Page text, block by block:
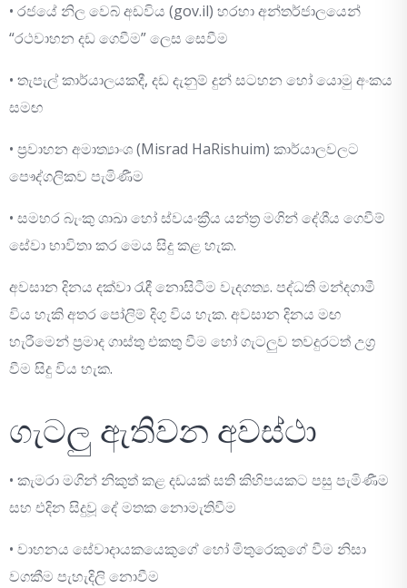
• රජයේ නිල වෙබ් අඩවිය (gov.il) හරහා අන්තර්ජාලයෙන්
“රථවාහන දඩ ගෙවීම” ලෙස සෙවීම
• තැපැල් කාර්යාලයකදී, දඩ දැනුම් දුන් සටහන හෝ යොමු අංකය
සමඟ
• ප්‍රවාහන අමාත්‍යාංශ (Misrad HaRishuim) කාර්යාලවලට
පෞද්ගලිකව පැමිණීම
• සමහර බැංකු ශාඛා හෝ ස්වයංක්‍රීය යන්ත්‍ර මගින් දේශීය ගෙවීම්
සේවා භාවිතා කර මෙය සිදු කළ හැක.
අවසාන දිනය දක්වා රැඳී නොසිටීම වැදගත්‍ය. පද්ධති මන්දගාමී
විය හැකි අතර පෝලිම් දිගු විය හැක. අවසාන දිනය මඟ
හැරීමෙන් ප්‍රමාද ගාස්තු එකතු වීම හෝ ගැටලුව තවදුරටත් උග්‍ර
වීම සිදු විය හැක.
ගැටලු ඇතිවන අවස්ථා
• කැමරා මගින් නිකුත් කළ දඩයක් සති කිහිපයකට පසු පැමිණීම
සහ එදින සිදුවූ දේ මතක නොමැතිවීම
• වාහනය සේවාදායකයෙකුගේ හෝ මිතුරෙකුගේ වීම නිසා
වගකීම පැහැදිලි නොවීම